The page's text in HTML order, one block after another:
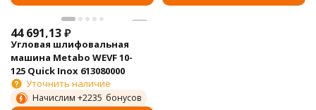
44 691,13₽
Угловая шлифовальная
машина Metabo WEVF 10-
125 Quick Inox 613080000
Уточнить наличие
Начислим +2235 бонусов